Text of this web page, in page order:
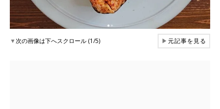
▼次の画像は下へスクロール (1/5) ▶元記事を見る